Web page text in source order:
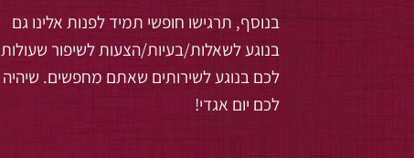
בנוסף, תרגישו חופשי תמיד לפנות אלינו גם
בנוגע לשאלות/בעיות/הצעות לשיפור שעולות
לכם בנוגע לשירותים שאתם מחפשים. שיהיה
לכם יום אגדי!